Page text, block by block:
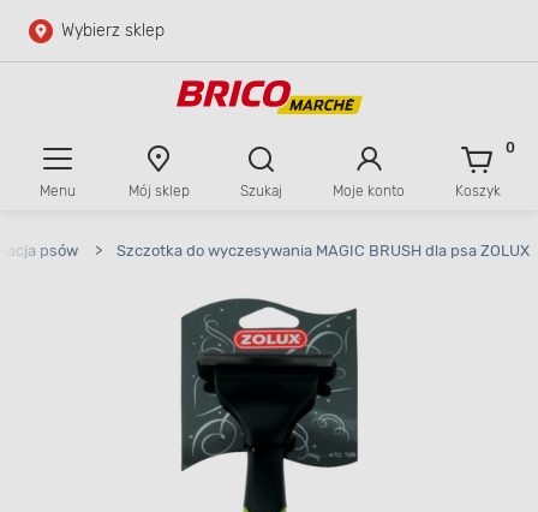
Przejdź do głównej zawartości
Wybierz sklep
Menu Mój sklep Szukaj Moje konto Koszyk
0
psów > Szczotka do wyczesywania MAGIC BRUSH dla psa ZOLUX